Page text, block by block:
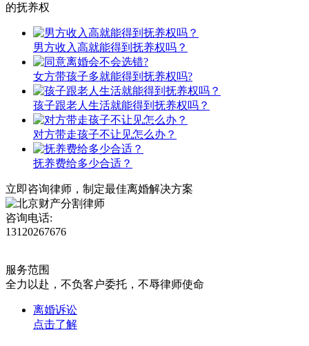
的抚养权
男方收入高就能得到抚养权吗？
女方带孩子多就能得到抚养权吗?
孩子跟老人生活就能得到抚养权吗？
对方带走孩子不让见怎么办？
抚养费给多少合适？
立即咨询律师， 制定最佳离婚解决方案
咨询电话:
13120267676
服务范围
全力以赴，不负客户委托，不辱律师使命
离婚诉讼
点击了解